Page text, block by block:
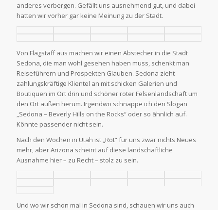
anderes verbergen. Gefällt uns ausnehmend gut, und dabei
hatten wir vorher gar keine Meinung zu der Stadt.
Von Flagstaff aus machen wir einen Abstecher in die Stadt
Sedona, die man wohl gesehen haben muss, schenkt man
Reiseführern und Prospekten Glauben. Sedona zieht
zahlungskräftige Klientel an mit schicken Galerien und
Boutiquen im Ort drin und schöner roter Felsenlandschaft um
den Ort außen herum. Irgendwo schnappe ich den Slogan
„Sedona – Beverly Hills on the Rocks“ oder so ähnlich auf.
Könnte passender nicht sein.
Nach den Wochen in Utah ist „Rot“ für uns zwar nichts Neues
mehr, aber Arizona scheint auf diese landschaftliche
Ausnahme hier – zu Recht – stolz zu sein.
Und wo wir schon mal in Sedona sind, schauen wir uns auch